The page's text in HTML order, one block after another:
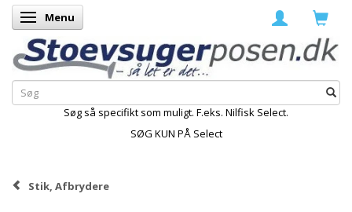
Skifte navigation
Menu
Søg så specifikt som muligt. F.eks. Nilfisk Select.
SØG KUN PÅ Select
Stik, Afbrydere